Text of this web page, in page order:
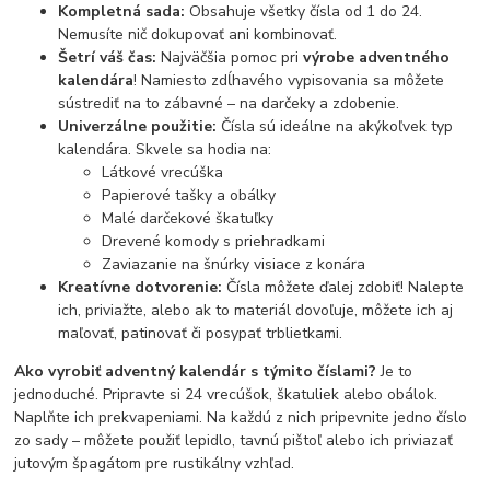
Kompletná sada: Obsahuje všetky čísla od 1 do 24.
Nemusíte nič dokupovať ani kombinovať.
Šetrí váš čas: Najväčšia pomoc privýrobe adventného
kalendára! Namiesto zdĺhavého vypisovania sa môžete
sústrediť na to zábavné – na darčeky a zdobenie.
Univerzálne použitie: Čísla sú ideálne na akýkoľvek typ
kalendára. Skvele sa hodia na:
Látkové vrecúška
Papierové tašky a obálky
Malé darčekové škatuľky
Drevené komody s priehradkami
Zaviazanie na šnúrky visiace z konára
Kreatívne dotvorenie: Čísla môžete ďalej zdobiť! Nalepte
ich, priviažte, alebo ak to materiál dovoľuje, môžete ich aj
maľovať, patinovať či posypať trblietkami.
Ako vyrobiť adventný kalendár s týmito číslami? Je to
jednoduché. Pripravte si 24 vrecúšok, škatuliek alebo obálok.
Naplňte ich prekvapeniami. Na každú z nich pripevnite jedno číslo
zo sady – môžete použiť lepidlo, tavnú pištoľ alebo ich priviazať
jutovým špagátom pre rustikálny vzhľad.